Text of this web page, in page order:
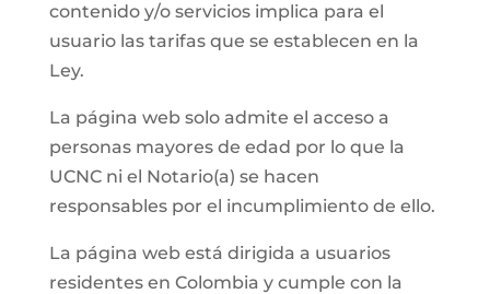
contenido y/o servicios implica para el
usuario las tarifas que se establecen en la
Ley.
La página web solo admite el acceso a
personas mayores de edad por lo que la
UCNC ni el Notario(a) se hacen
responsables por el incumplimiento de ello.
La página web está dirigida a usuarios
residentes en Colombia y cumple con la